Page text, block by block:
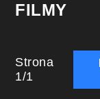
FILMY
Strona
1/1